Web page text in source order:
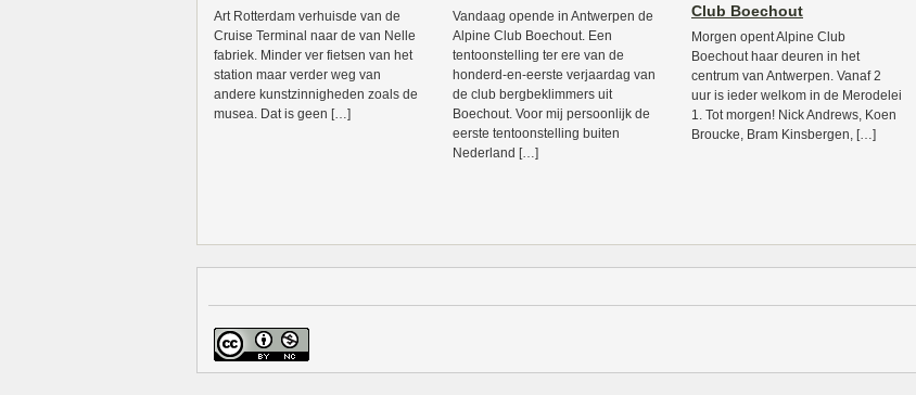
Art Rotterdam verhuisde van de
Cruise Terminal naar de van Nelle
fabriek. Minder ver fietsen van het
station maar verder weg van
andere kunstzinnigheden zoals de
musea. Dat is geen […]
Vandaag opende in Antwerpen de
Alpine Club Boechout. Een
tentoonstelling ter ere van de
honderd-en-eerste verjaardag van
de club bergbeklimmers uit
Boechout. Voor mij persoonlijk de
eerste tentoonstelling buiten
Nederland […]
Club Boechout
Morgen opent Alpine Club
Boechout haar deuren in het
centrum van Antwerpen. Vanaf 2
uur is ieder welkom in de Merodelei
1. Tot morgen! Nick Andrews, Koen
Broucke, Bram Kinsbergen, […]